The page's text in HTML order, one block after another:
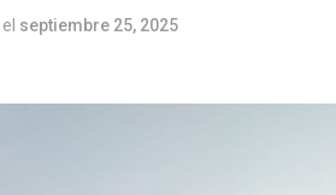
el septiembre 25, 2025